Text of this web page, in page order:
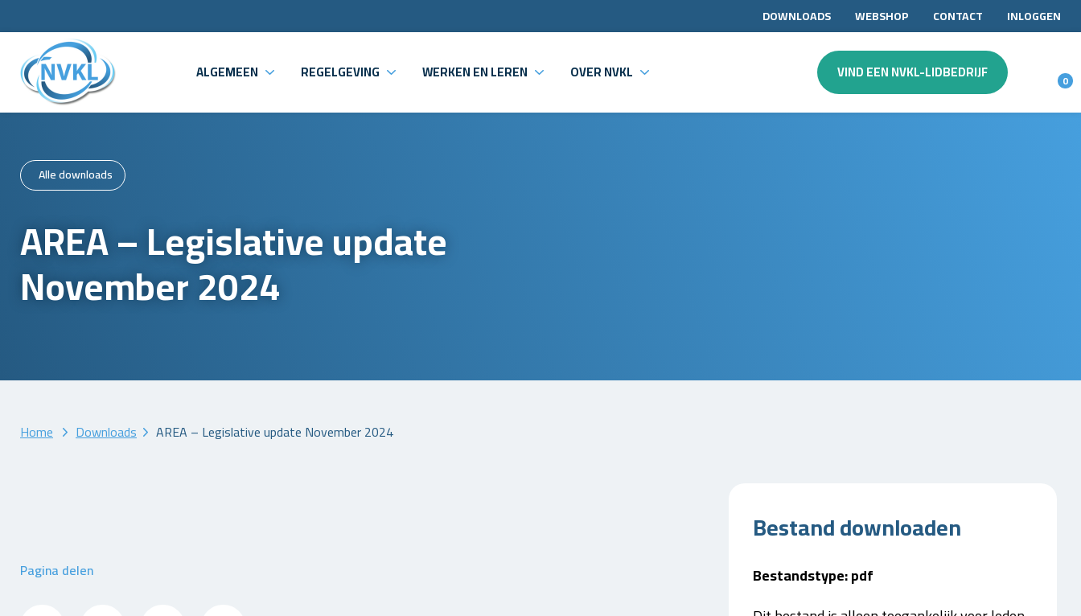
DOWNLOADS WEBSHOP CONTACT INLOGGEN
ALGEMEEN REGELGEVING WERKEN EN LEREN OVER NVKL VIND EEN NVKL-LIDBEDRIJF 0
Alle downloads
AREA – Legislative update
November 2024
Home Downloads AREA – Legislative update November 2024
Pagina delen
Bestand downloaden
Bestandstype: pdf